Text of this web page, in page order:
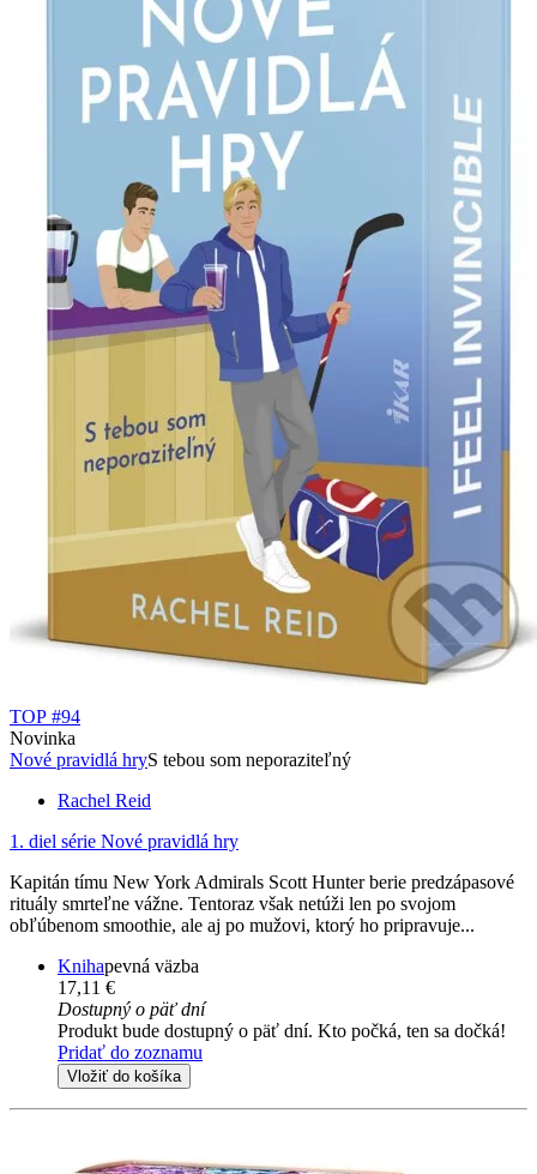
TOP #94
Novinka
Nové pravidlá hryS tebou som neporaziteľný
Rachel Reid
1. diel série Nové pravidlá hry
Kapitán tímu New York Admirals Scott Hunter berie predzápasové
rituály smrteľne vážne. Tentoraz však netúži len po svojom
obľúbenom smoothie, ale aj po mužovi, ktorý ho pripravuje...
Knihapevná väzba
17,11 €
Dostupný o päť dní
Produkt bude dostupný o päť dní. Kto počká, ten sa dočká!
Pridať do zoznamu
Vložiť do košíka